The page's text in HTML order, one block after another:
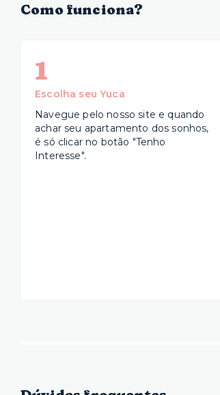
Como funciona?
1
Escolha seu Yuca
Navegue pelo nosso site e quando
achar seu apartamento dos sonhos,
é só clicar no botão "Tenho
Interesse".